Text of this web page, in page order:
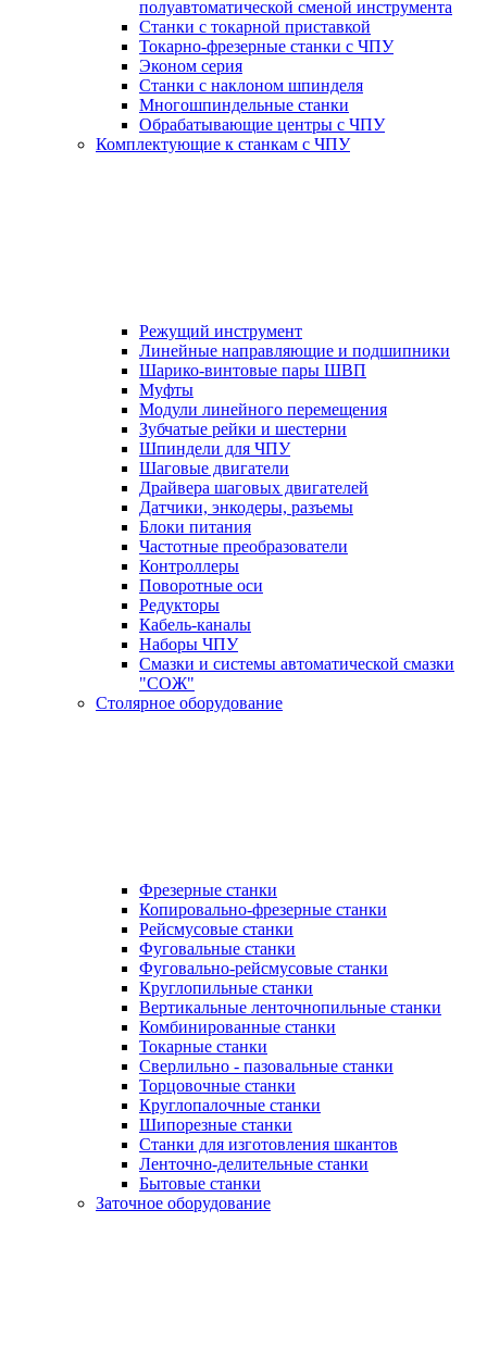
полуавтоматической сменой инструмента
Станки с токарной приставкой
Токарно-фрезерные станки с ЧПУ
Эконом серия
Станки с наклоном шпинделя
Многошпиндельные станки
Обрабатывающие центры с ЧПУ
Комплектующие к станкам с ЧПУ
Режущий инструмент
Линейные направляющие и подшипники
Шарико-винтовые пары ШВП
Муфты
Модули линейного перемещения
Зубчатые рейки и шестерни
Шпиндели для ЧПУ
Шаговые двигатели
Драйвера шаговых двигателей
Датчики, энкодеры, разъемы
Блоки питания
Частотные преобразователи
Контроллеры
Поворотные оси
Редукторы
Кабель-каналы
Наборы ЧПУ
Смазки и системы автоматической смазки
"СОЖ"
Столярное оборудование
Фрезерные станки
Копировально-фрезерные станки
Рейсмусовые станки
Фуговальные станки
Фуговально-рейсмусовые станки
Круглопильные станки
Вертикальные ленточнопильные станки
Комбинированные станки
Токарные станки
Сверлильно - пазовальные станки
Торцовочные станки
Круглопалочные станки
Шипорезные станки
Станки для изготовления шкантов
Ленточно-делительные станки
Бытовые станки
Заточное оборудование